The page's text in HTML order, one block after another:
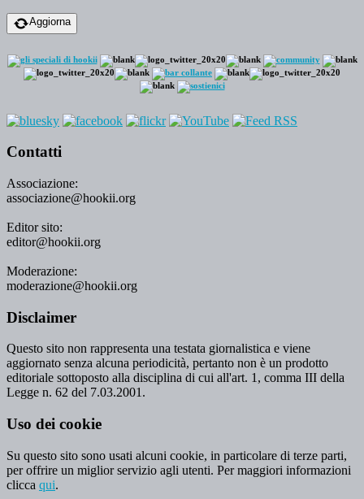
Aggiorna
Contatti
Associazione:
associazione@hookii.org
Editor sito:
editor@hookii.org
Moderazione:
moderazione@hookii.org
Disclaimer
Questo sito non rappresenta una testata giornalistica e viene
aggiornato senza alcuna periodicità, pertanto non è un prodotto
editoriale sottoposto alla disciplina di cui all'art. 1, comma III della
Legge n. 62 del 7.03.2001.
Uso dei cookie
Su questo sito sono usati alcuni cookie, in particolare di terze parti,
per offrire un miglior servizio agli utenti. Per maggiori informazioni
clicca qui.